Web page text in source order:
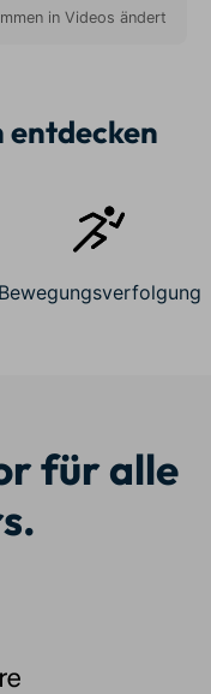
in Videos ändert
entdecken
Bewegungsverfolgung
für alle